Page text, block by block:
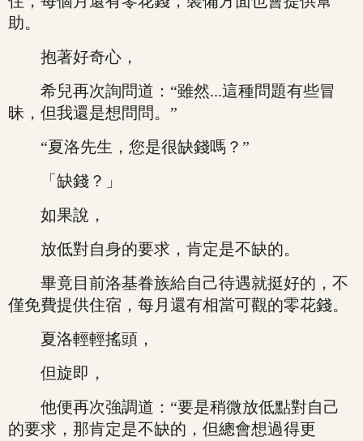
助。
抱著好奇心，
希兒再次詢問道：“雖然...這種問題有些冒
昧，但我還是想問問。”
“夏洛先生，您是很缺錢嗎？”
「缺錢？」
如果說，
放低對自身的要求，肯定是不缺的。
畢竟目前洛基眷族給自己待遇就挺好的，不
僅免費提供住宿，每月還有相當可觀的零花錢。
夏洛輕輕搖頭，
但旋即，
他便再次強調道：“要是稍微放低點對自己
的要求，那肯定是不缺的，但總會想過得更